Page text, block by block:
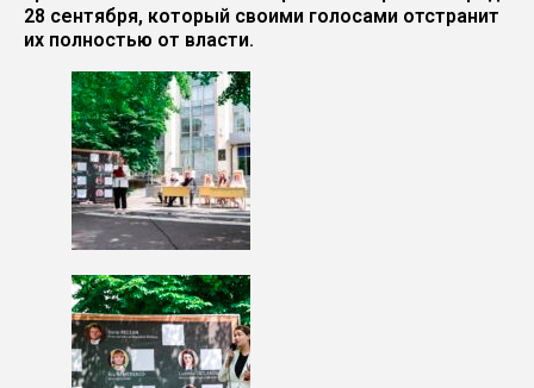
28 сентября, который своими голосами отстранит
их полностью от власти.